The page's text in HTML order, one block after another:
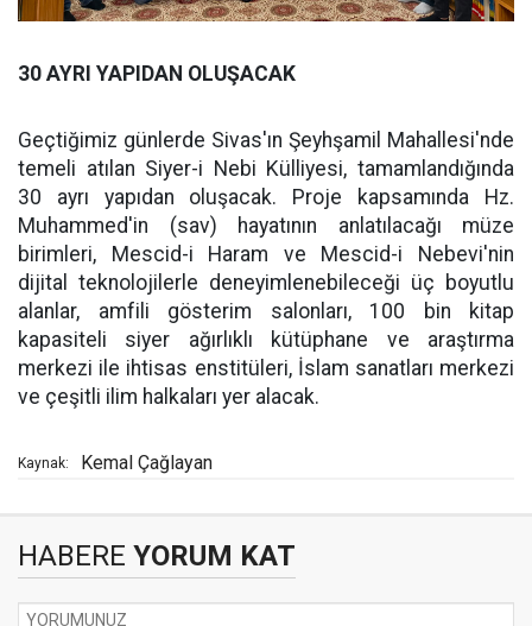
30 AYRI YAPIDAN OLUŞACAK
Geçtiğimiz günlerde Sivas'ın Şeyhşamil Mahallesi'nde
temeli atılan Siyer-i Nebi Külliyesi, tamamlandığında
30 ayrı yapıdan oluşacak. Proje kapsamında Hz.
Muhammed'in (sav) hayatının anlatılacağı müze
birimleri, Mescid-i Haram ve Mescid-i Nebevi'nin
dijital teknolojilerle deneyimlenebileceği üç boyutlu
alanlar, amfili gösterim salonları, 100 bin kitap
kapasiteli siyer ağırlıklı kütüphane ve araştırma
merkezi ile ihtisas enstitüleri, İslam sanatları merkezi
ve çeşitli ilim halkaları yer alacak.
Kaynak: Kemal Çağlayan
HABERE YORUM KAT